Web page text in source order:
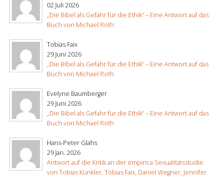
02 Juli 2026
„Die Bibel als Gefahr für die Ethik“ – Eine Antwort auf das
Buch von Michael Roth
Tobias Faix
29 Juni 2026
„Die Bibel als Gefahr für die Ethik“ – Eine Antwort auf das
Buch von Michael Roth
Evelyne Baumberger
29 Juni 2026
„Die Bibel als Gefahr für die Ethik“ – Eine Antwort auf das
Buch von Michael Roth
Hans-Peter Glahs
29 Jan. 2026
Antwort auf die Kritik an der empirica Sexualitätsstudie
von Tobias Künkler, Tobias Faix, Daniel Wegner, Jennifer